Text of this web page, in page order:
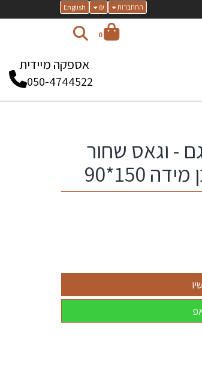
התחברות English ₪
0
אספקה מיידית
050-4744522
- וגאס שחור
150*90